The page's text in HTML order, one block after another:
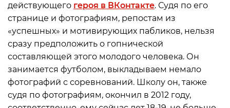
действующего героя в ВКонтакте. Судя по его
странице и фотографиям, репостам из
«успешных» и мотивирующих пабликов, нельзя
сразу предположить о гопнической
составляющей этого молодого человека. Он
занимается футболом, выкладываем немало
фотографий с соревнований. Школу он, также
судя по фотографиям, окончил в 2012 году,